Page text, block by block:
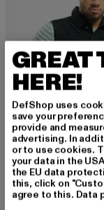
URBAN
Denim Vest
40,99 EUR
Derzeitiger Preis:
49,99 EUR
GREAT
HERE!
DefShop uses
save your
provide and
advertising. In
or to use cookies.
your data in the
the EU data
this, click on
agree to this. Data